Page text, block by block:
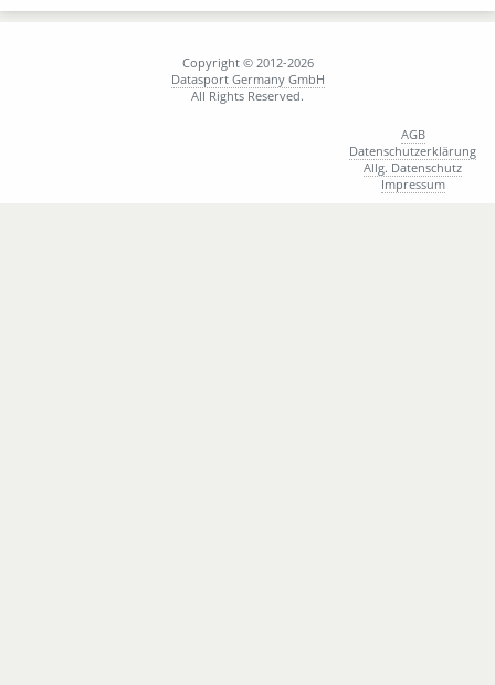
Copyright © 2012-2026
Datasport Germany GmbH
All Rights Reserved.
AGB
Datenschutzerklärung
Allg. Datenschutz
Impressum